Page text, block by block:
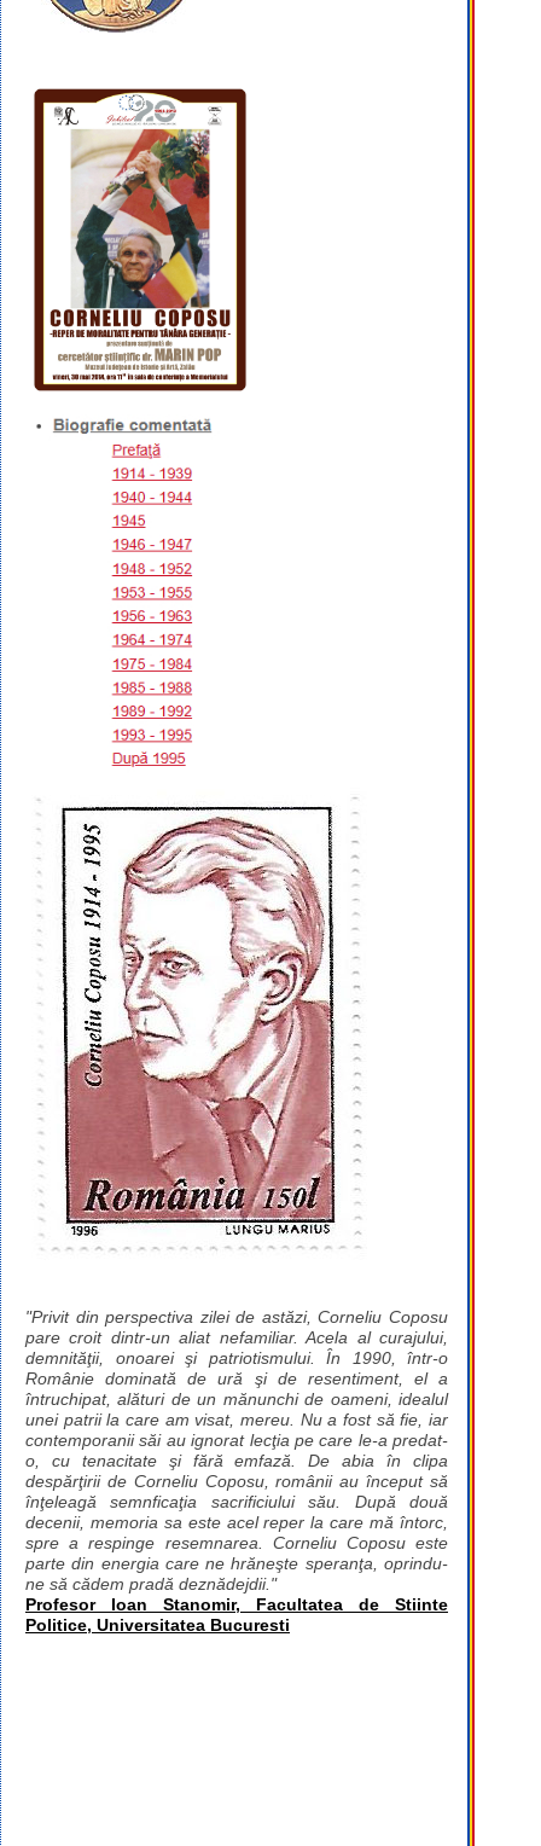
"Privit din perspectiva zilei de astăzi, Corneliu Coposu
pare croit dintr-un aliat nefamiliar. Acela al curajului,
demnităţii, onoarei şi patriotismului. În 1990, într-o
Românie dominată de ură şi de resentiment, el a
întruchipat, alături de un mănunchi de oameni, idealul
unei patrii la care am visat, mereu. Nu a fost să fie, iar
contemporanii săi au ignorat lecţia pe care le-a predat-
o, cu tenacitate şi fără emfază. De abia în clipa
despărţirii de Corneliu Coposu, românii au început să
înţeleagă semnficaţia sacrificiului său. După două
decenii, memoria sa este acel reper la care mă întorc,
spre a respinge resemnarea. Corneliu Coposu este
parte din energia care ne hrăneşte speranţa, oprindu-
ne să cădem pradă deznădejdii."
Profesor Ioan Stanomir, Facultatea de Stiinte
Politice, Universitatea Bucuresti